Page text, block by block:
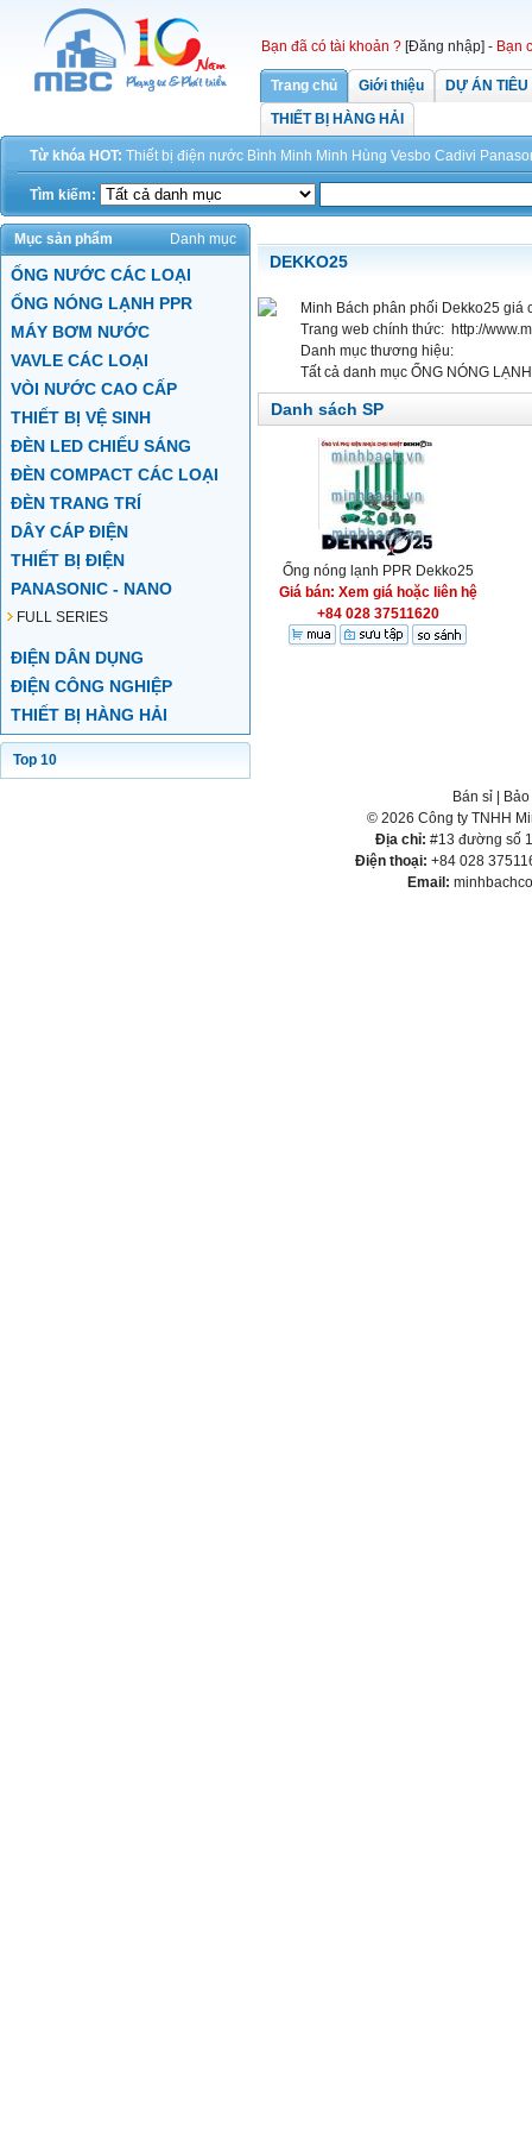
Bạn đã có tài khoản ? [Đăng nhập] - Bạn
Trang chủ Giới thiệu
DỰ ÁN
THIẾT BỊ HÀNG HẢI
Từ khóa HOT: Thiết bị điện nước Bình Minh Minh Hùng Vesbo Cadivi
Tìm kiếm:
Mục sản phẩm Danh mục
ỐNG NƯỚC CÁC LOẠI
ỐNG NÓNG LẠNH PPR
MÁY BƠM NƯỚC
VAVLE CÁC LOẠI
VÒI NƯỚC CAO CẤP
THIẾT BỊ VỆ SINH
ĐÈN LED CHIẾU SÁNG
ĐÈN COMPACT CÁC LOẠI
ĐÈN TRANG TRÍ
DÂY CÁP ĐIỆN
THIẾT BỊ ĐIỆN
PANASONIC - NANO
FULL SERIES
ĐIỆN DÂN DỤNG
ĐIỆN CÔNG NGHIỆP
THIẾT BỊ HÀNG HẢI
Top 10
DEKKO25
Minh Bách phân phối Dekko25 giá
Trang web chính thức: http://
Danh mục thương hiệu:
Tất cả danh mục ỐNG NÓNG
Danh sách SP
Ống nóng lạnh PPR Dekko25
Giá bán: Xem giá hoặc liên hệ
+84 028 37511620
Bán sỉ
© 2026 Công ty TNHH
Địa chỉ: #13 đường số
Điện thoại: +84 028
Email: